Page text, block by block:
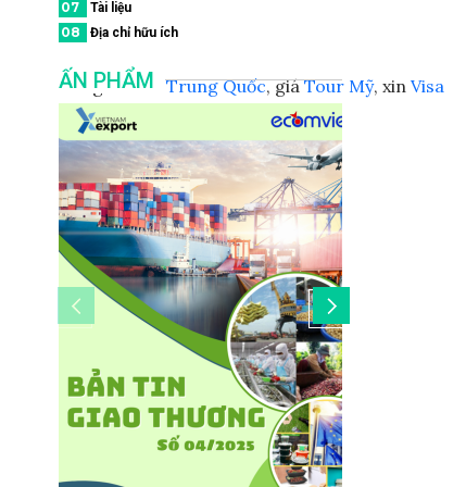
giáTour Trung Quốc, giáTour Mỹ, xin Visa
Trung Quốc
07 Tài liệu
08 Địa chỉ hữu ích
ẤN PHẨM